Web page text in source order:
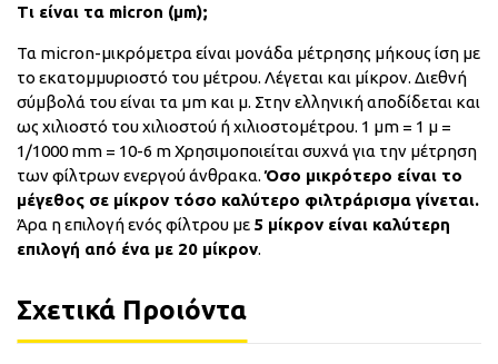
Τι είναι τα micron (μm);
Τα micron-μικρόμετρα είναι μονάδα μέτρησης μήκους ίση με
το εκατομμυριοστό του μέτρου. Λέγεται και μίκρον. Διεθνή
σύμβολά του είναι τα μm και μ. Στην ελληνική αποδίδεται και
ως χιλιοστό του χιλιοστού ή χιλιοστομέτρου. 1 μm = 1 μ =
1/1000 mm = 10-6 m Χρησιμοποιείται συχνά για την μέτρηση
των φίλτρων ενεργού άνθρακα.Όσο μικρότερο είναι το
μέγεθος σε μίκρον τόσο καλύτερο φιλτράρισμα γίνεται.
Άρα η επιλογή ενός φίλτρου με 5 μίκρον είναι καλύτερη
επιλογή από ένα με 20 μίκρον.
Σχετικά Προιόντα